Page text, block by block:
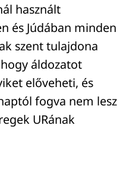
használt
és Júdában minden
szent tulajdona
áldozatot
előveheti, és
fogva nem lesz
URának